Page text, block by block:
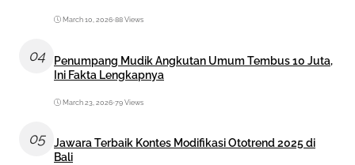
March 10, 2026•88 Views
04
Penumpang Mudik Angkutan Umum Tembus 10 Juta,
Ini Fakta Lengkapnya
March 23, 2026•79 Views
05
Jawara Terbaik Kontes Modifikasi Ototrend 2025 di
Bali